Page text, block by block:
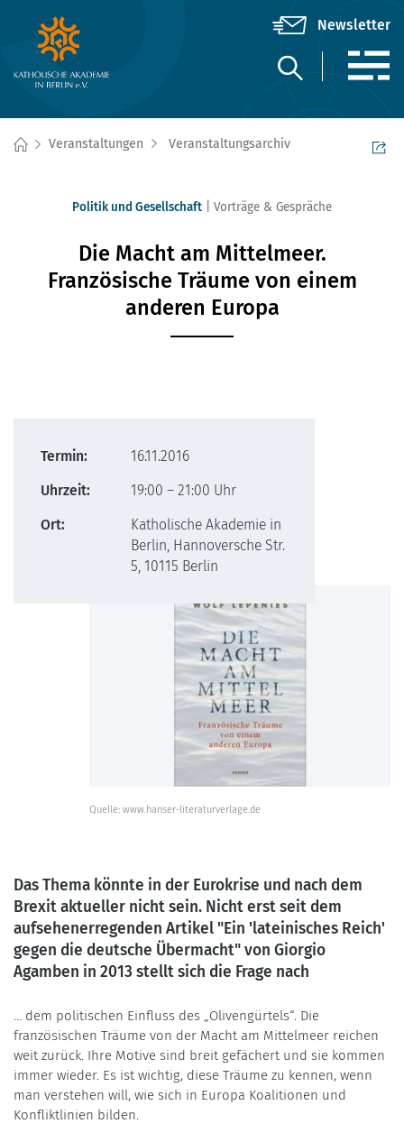
Veranstaltungen Veranstaltungsarchiv
Politik und Gesellschaft Vorträge & Gespräche
Die Macht am Mittelmeer.
Französische Träume von einem
anderen Europa
Quelle: www.hanser-literaturverlage.de
Termin:
16.11.2016
Uhrzeit:
19:00 – 21:00 Uhr
Ort:
Katholische Akademie in
Berlin, Hannoversche Str.
5, 10115 Berlin
Das Thema könnte in der Eurokrise und nach dem
Brexit aktueller nicht sein. Nicht erst seit dem
aufsehenerregenden Artikel "Ein 'lateinisches Reich'
gegen die deutsche Übermacht" von Giorgio
Agamben in 2013 stellt sich die Frage nach
… dem politischen Einfluss des „Olivengürtels“. Die
französischen Träume von der Macht am Mittelmeer reichen
weit zurück. Ihre Motive sind breit gefächert und sie kommen
immer wieder. Es ist wichtig, diese Träume zu kennen, wenn
man verstehen will, wie sich in Europa Koalitionen und
Konfliktlinien bilden.